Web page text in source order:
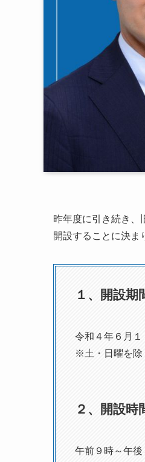
昨年度に引き続き、
開設することに決ま
１、開設期
令和４年６月１
※土・日曜を除
２、開設時
午前９時～午後